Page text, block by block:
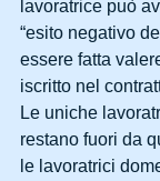
lavoratrice può
“esito negativo
essere fatta
iscritto nel
Le uniche
restano fuori da
le lavoratrici